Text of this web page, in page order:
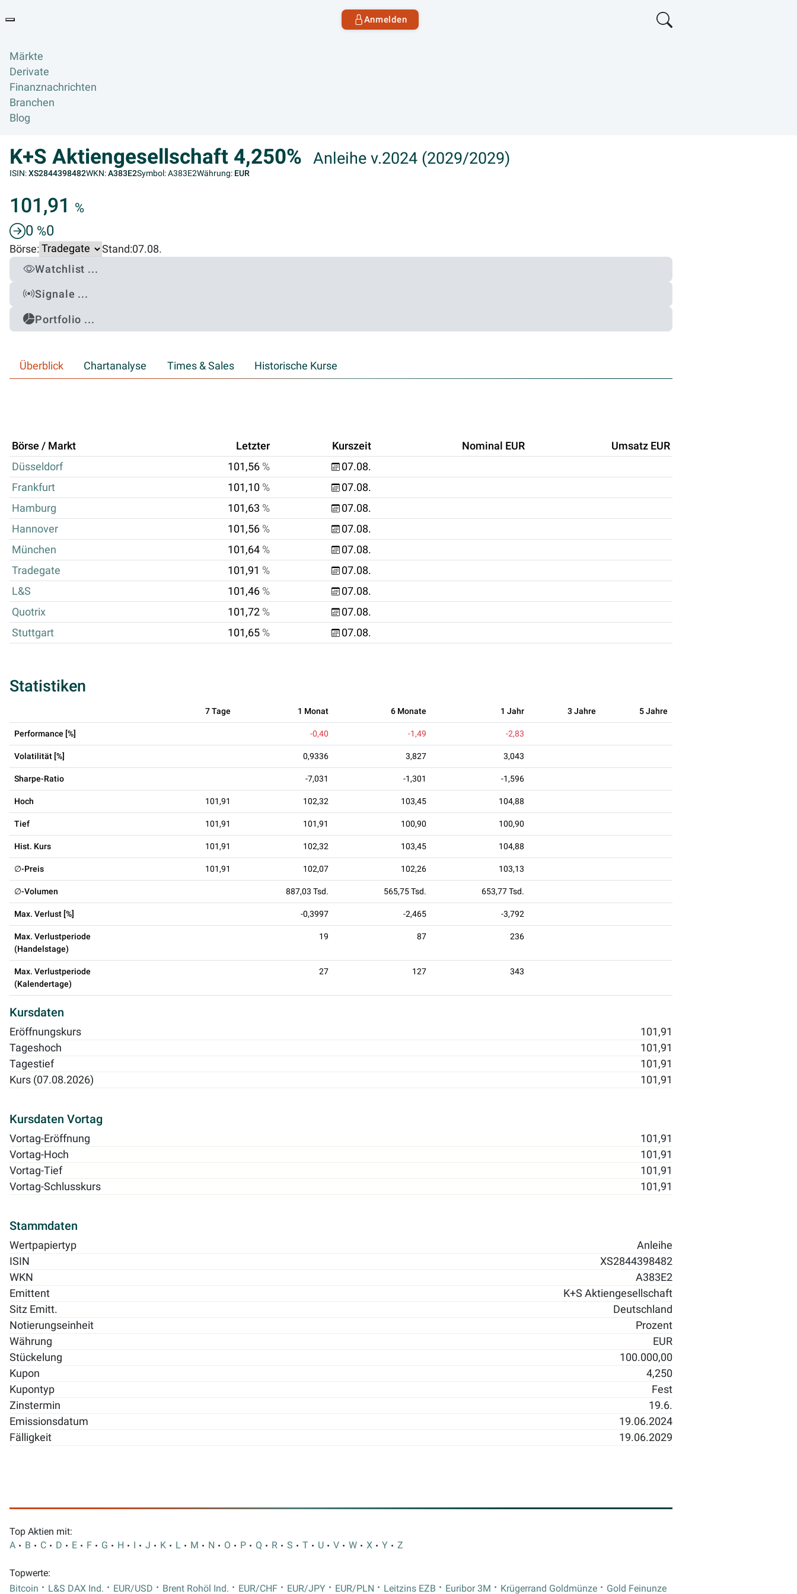
Anmelden
Märkte
Derivate
Finanznachrichten
Branchen
Blog
K+S Aktiengesellschaft 4,250% Anleihe v.2024 (2029/2029)
ISIN:XS2844398482WKN:A383E2Symbol: A383E2Währung: EUR
101,91 %
0 %0
Börse: Stand:07.08.
Watchlist ...
Signale ...
Portfolio ...
Überblick Chartanalyse Times & Sales Historische Kurse
Börse / Markt Letzter Kurszeit Nominal EUR
Umsatz EUR
Düsseldorf
101,56 %
07.08.
Frankfurt
101,10 %
07.08.
Hamburg
101,63 %
07.08.
Hannover
101,56 %
07.08.
München
101,64 %
07.08.
Tradegate
101,91 %
07.08.
L&S
101,46 %
07.08.
Quotrix
101,72 %
07.08.
Stuttgart
101,65 % 07.08.
Statistiken
7 Tage 1 Monat 6 Monate 1 Jahr 3 Jahre 5 Jahre
Performance [%] -0,40 -1,49 -2,83
Volatilität [%] 0,9336 3,827 3,043
Sharpe-Ratio -7,031 -1,301 -1,596
Hoch 101,91 102,32 103,45 104,88
Tief 101,91 101,91 100,90 100,90
Hist. Kurs 101,91 102,32 103,45 104,88
∅-Preis 101,91 102,07 102,26 103,13
∅-Volumen 887,03 Tsd. 565,75 Tsd. 653,77 Tsd.
Max. Verlust [%] -0,3997 -2,465 -3,792
Max. Verlustperiode
(Handelstage)
19 87 236
Max. Verlustperiode
(Kalendertage)
27 127 343
Kursdaten
Eröffnungskurs
101,91
Tageshoch
101,91
Tagestief
101,91
Kurs (07.08.2026)
101,91
Kursdaten Vortag
Vortag-Eröffnung
101,91
Vortag-Hoch
101,91
Vortag-Tief
101,91
Vortag-Schlusskurs
101,91
Stammdaten
Wertpapiertyp
Anleihe
ISIN
XS2844398482
WKN
A383E2
Emittent
K+S Aktiengesellschaft
Sitz Emitt.
Deutschland
Notierungseinheit
Prozent
Währung
EUR
Stückelung
100.000,00
Kupon
4,250
Kupontyp
Fest
Zinstermin
19.6.
Emissionsdatum
19.06.2024
Fälligkeit
19.06.2029
Top Aktien mit:
A
B C D E F G H I J K L M N O P Q R S T U V W X Y Z
Topwerte:
Bitcoin
L&S DAX Ind. EUR/USD Brent Rohöl Ind. EUR/CHF EUR/JPY EUR/PLN Leitzins EZB Euribor 3M Krügerrand Goldmünze Gold Feinunze